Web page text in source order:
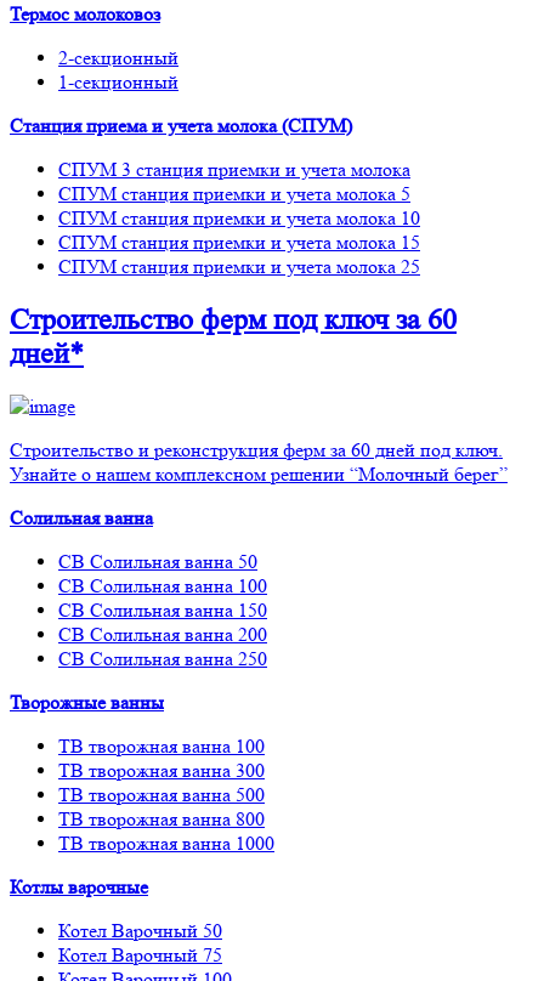
Термос молоковоз
2-секционный
1-секционный
Станция приема и учета молока (СПУМ)
СПУМ 3 станция приемки и учета молока
СПУМ станция приемки и учета молока 5
СПУМ станция приемки и учета молока 10
СПУМ станция приемки и учета молока 15
СПУМ станция приемки и учета молока 25
Строительство фермпод ключ за 60
дней*
Строительство и реконструкция ферм за 60 дней под ключ.
Узнайте о нашем комплексном решении “Молочный берег”
Солильная ванна
СВ Солильная ванна 50
СВ Солильная ванна 100
СВ Солильная ванна 150
СВ Солильная ванна 200
СВ Солильная ванна 250
Творожные ванны
ТВ творожная ванна 100
ТВ творожная ванна 300
ТВ творожная ванна 500
ТВ творожная ванна 800
ТВ творожная ванна 1000
Котлы варочные
Котел Варочный 50
Котел Варочный 75